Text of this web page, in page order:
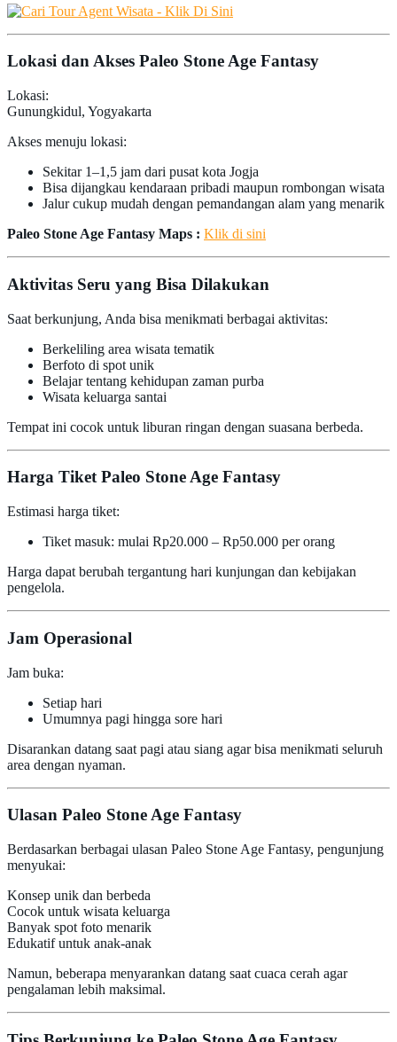
Lokasi dan Akses Paleo Stone Age Fantasy
Lokasi:
Gunungkidul, Yogyakarta
Akses menuju lokasi:
Sekitar 1–1,5 jam dari pusat kota Jogja
Bisa dijangkau kendaraan pribadi maupun rombongan wisata
Jalur cukup mudah dengan pemandangan alam yang menarik
Paleo Stone Age Fantasy Maps : Klik di sini
Aktivitas Seru yang Bisa Dilakukan
Saat berkunjung, Anda bisa menikmati berbagai aktivitas:
Berkeliling area wisata tematik
Berfoto di spot unik
Belajar tentang kehidupan zaman purba
Wisata keluarga santai
Tempat ini cocok untuk liburan ringan dengan suasana berbeda.
Harga Tiket Paleo Stone Age Fantasy
Estimasi harga tiket:
Tiket masuk: mulai Rp20.000 – Rp50.000 per orang
Harga dapat berubah tergantung hari kunjungan dan kebijakan
pengelola.
Jam Operasional
Jam buka:
Setiap hari
Umumnya pagi hingga sore hari
Disarankan datang saat pagi atau siang agar bisa menikmati seluruh
area dengan nyaman.
Ulasan Paleo Stone Age Fantasy
Berdasarkan berbagai ulasan Paleo Stone Age Fantasy, pengunjung
menyukai:
Konsep unik dan berbeda
Cocok untuk wisata keluarga
Banyak spot foto menarik
Edukatif untuk anak-anak
Namun, beberapa menyarankan datang saat cuaca cerah agar
pengalaman lebih maksimal.